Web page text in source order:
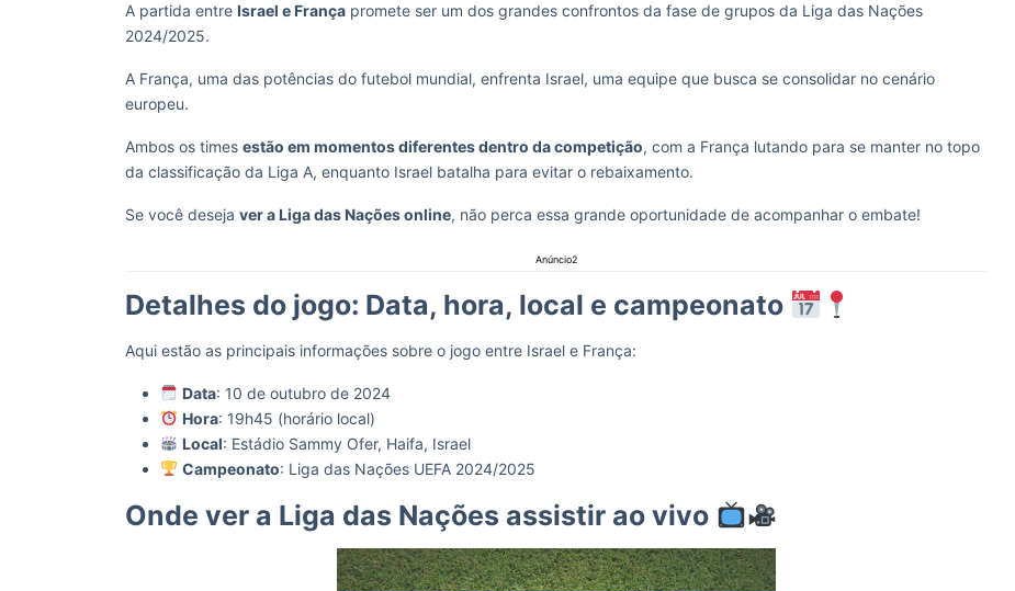
A partida entre Israel e França promete ser um dos grandes confrontos da fase de grupos da Liga das Nações
2024/2025.
A França, uma das potências do futebol mundial, enfrenta Israel, uma equipe que busca se consolidar no cenário
europeu.
Ambos os times estão em momentos diferentes dentro da competição, com a França lutando para se manter no topo
da classificação da Liga A, enquanto Israel batalha para evitar o rebaixamento.
Se você deseja ver a Liga das Nações online, não perca essa grande oportunidade de acompanhar o embate!
Anúncio2
Detalhes do jogo: Data, hora, local e campeonato
Aqui estão as principais informações sobre o jogo entre Israel e França:
Data: 10 de outubro de 2024
Hora: 19h45 (horário local)
Local: Estádio Sammy Ofer, Haifa, Israel
Campeonato: Liga das Nações UEFA 2024/2025
Onde ver a Liga das Nações assistir ao vivo